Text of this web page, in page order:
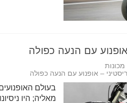
עם הנעה כפולה
מכונות
– אופנוע עם הנעה כפולה
בעולם
מאליה; היו